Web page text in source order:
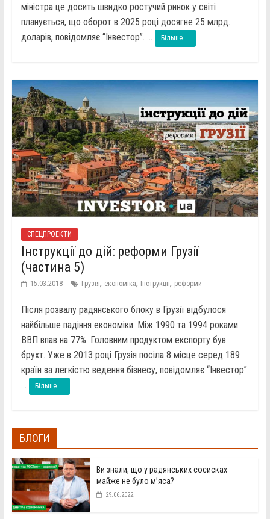
міністра це досить швидко ростучий ринок у світі
планується, що оборот в 2025 році досягне 25 млрд.
доларів, повідомляє “Інвестор”. ...
Більше ...
СПЕЦПРОЕКТИ
Інструкції до дій: реформи Грузії
(частина 5)
15.03.2018 Грузія, економіка, Інструкції, реформи
Після розвалу радянського блоку в Грузії відбулося
найбільше падіння економіки. Між 1990 та 1994 роками
ВВП впав на 77%. Головним продуктом експорту був
брухт. Уже в 2013 році Грузія посіла 8 місце серед 189
країн за легкістю ведення бізнесу, повідомляє “Інвестор”.
...
Більше ...
БЛОГИ
Ви знали, що у радянських сосисках
майже не було м’яса?
29.06.2022